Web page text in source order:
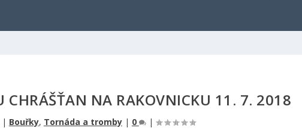
CHRÁŠŤAN NA RAKOVNICKU 11. 7. 2018
| Bouřky, Tornáda a tromby| 0 |